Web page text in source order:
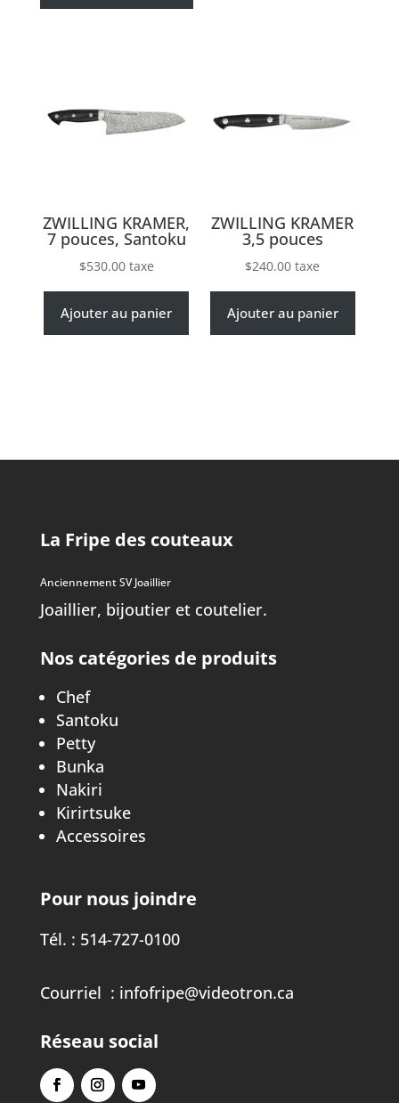
ZWILLING KRAMER,
7 pouces, Santoku
$530.00 taxe
Ajouter au panier
ZWILLING KRAMER
3,5 pouces
$240.00 taxe
Ajouter au panier
La Fripe des couteaux
Anciennement SV Joaillier
Joaillier, bijoutier et coutelier.
Nos catégories de produits
Chef
Santoku
Petty
Bunka
Nakiri
Kirirtsuke
Accessoires
Pour nous joindre
Tél. : 514-727-0100
Courriel : infofripe@videotron.ca
Réseau social